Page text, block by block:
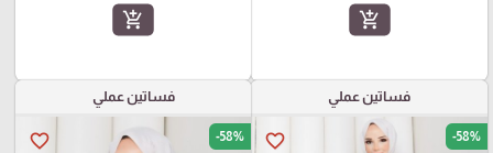
add_shopping_cart
add_shopping_cart
فساتين عملي
favorite_border -58%
فساتين عملي
favorite_border -58%